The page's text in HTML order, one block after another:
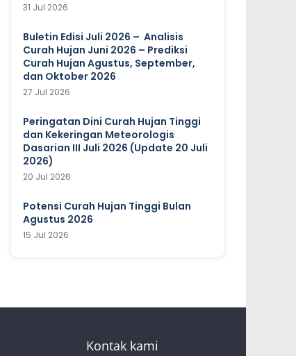
31 Jul 2026
Buletin Edisi Juli 2026 – Analisis
Curah Hujan Juni 2026 – Prediksi
Curah Hujan Agustus, September,
dan Oktober 2026
27 Jul 2026
Peringatan Dini Curah Hujan Tinggi
dan Kekeringan Meteorologis
Dasarian III Juli 2026 (Update 20 Juli
2026)
20 Jul 2026
Potensi Curah Hujan Tinggi Bulan
Agustus 2026
15 Jul 2026
Kontak kami